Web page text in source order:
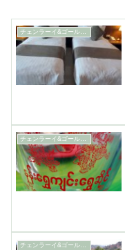
チェンラーイ&ゴールデントライアングル
チェンラーイ&ゴールデントライアングル